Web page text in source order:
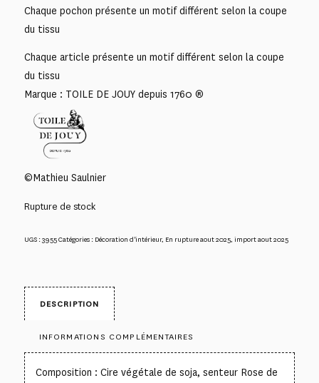
Chaque pochon présente un motif différent selon la coupe
du tissu
Chaque article présente un motif différent selon la coupe
du tissu
Marque : TOILE DE JOUY depuis 1760 ®
©Mathieu Saulnier
Rupture de stock
UGS :3955Catégories : Décoration d'intérieur, En rupture aout 2025, import aout 2025
DESCRIPTION
INFORMATIONS COMPLÉMENTAIRES
Composition : Cire végétale de soja, senteur Rose de